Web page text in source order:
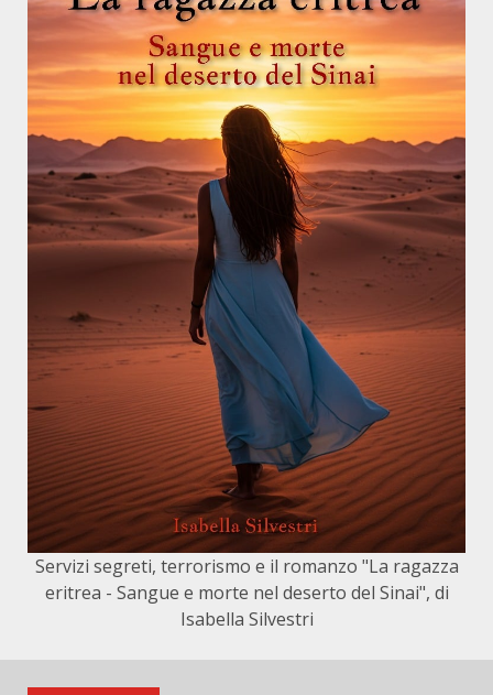
Servizi segreti, terrorismo e il romanzo "La ragazza
eritrea - Sangue e morte nel deserto del Sinai", di
Isabella Silvestri